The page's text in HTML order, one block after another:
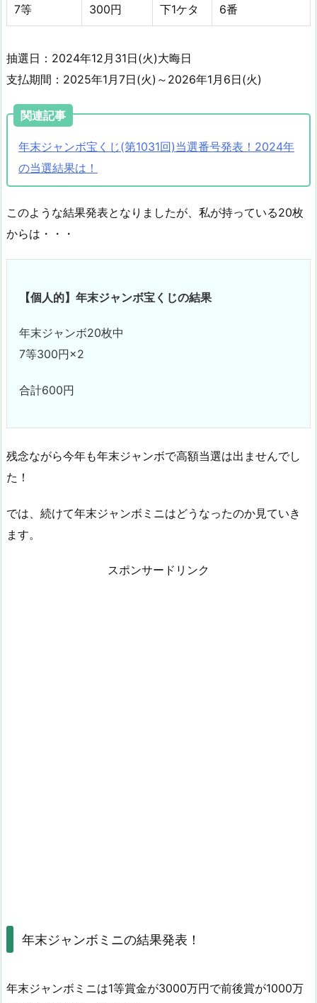
7等 300円 下1ケタ 6番
抽選日：2024年12月31日(火)大晦日
支払期間：2025年1月7日(火)～2026年1月6日(火)
関連記事
年末ジャンボ宝くじ(第1031回)当選番号発表！2024年
の当選結果は！
このような結果発表となりましたが、私が持っている20枚
からは・・・
【個人的】年末ジャンボ宝くじの結果
年末ジャンボ20枚中
7等300円×2
合計600円
残念ながら今年も年末ジャンボで高額当選は出ませんでし
た！
では、続けて年末ジャンボミニはどうなったのか見ていき
ます。
スポンサードリンク
年末ジャンボミニの結果発表！
年末ジャンボミニは1等賞金が3000万円で前後賞が1000万